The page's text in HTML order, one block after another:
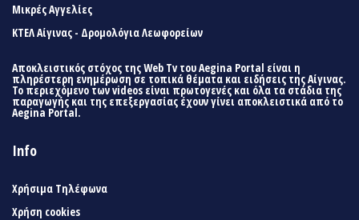
Μικρές Αγγελίες
ΚΤΕΛ Αίγινας - Δρομολόγια Λεωφορείων
Αποκλειστικός στόχος της Web Tv του Aegina Portal είναι η
πληρέστερη ενημέρωση σε τοπικά θέματα και ειδήσεις της Αίγινας.
Το περιεχόμενο των videos είναι πρωτογενές και όλα τα στάδια της
παραγωγής και της επεξεργασίας έχουν γίνει αποκλειστικά από το
Aegina Portal.
Info
Χρήσιμα Τηλέφωνα
Χρήση cookies